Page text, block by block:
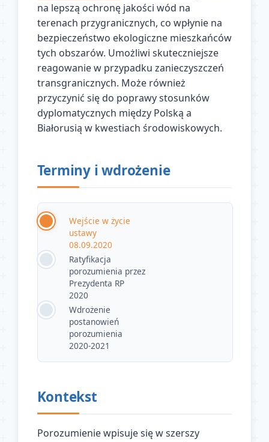
na lepszą ochronę jakości wód na
terenach przygranicznych, co wpłynie na
bezpieczeństwo ekologiczne mieszkańców
tych obszarów. Umożliwi skuteczniejsze
reagowanie w przypadku zanieczyszczeń
transgranicznych. Może również
przyczynić się do poprawy stosunków
dyplomatycznych między Polską a
Białorusią w kwestiach środowiskowych.
Terminy i wdrożenie
Wejście w życie
ustawy
08.09.2020
Ratyfikacja
porozumienia przez
Prezydenta RP
2020
Wdrożenie
postanowień
porozumienia
2020-2021
Kontekst
Porozumienie wpisuje się w szerszy